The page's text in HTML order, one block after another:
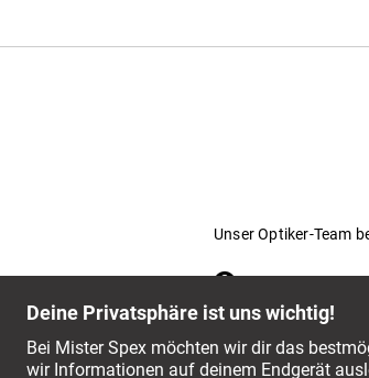
Unser Optiker-Team
Service-Chat
044 797 59 94